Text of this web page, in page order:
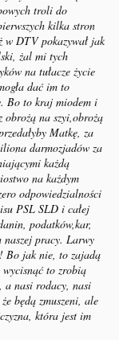
troli do
kilka stron
w DTV pokazywał jak
żal mi tych
na tułacze życie
dać im to
Bo to kraj miodem i
na szyi,obrożą
Matkę, za
darmozjadów za
każdą
na każdym
odpowiedzialności
PSL SLD i całej
podatków,kar,
naszej pracy. Larwy
Bo jak nie, to zajadą
to zrobią
a nasi rodacy, nasi
będą zmuszeni, ale
która jest im